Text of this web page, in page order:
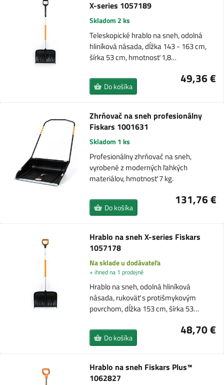
X-series 1057189
Skladom 2 ks
Teleskopické hrablo na sneh, odolná
hliníková násada, dĺžka 143 - 163 cm,
šírka 53 cm, hmotnosť 1,8…
49,36 €
Do košíka
Zhrňovač na sneh profesionálny
Fiskars 1001631
Skladom 1 ks
Profesionálny zhrňovač na sneh,
vyrobené z moderných ľahkých
materiálov, hmotnosť 7 kg.
131,76 €
Do košíka
Hrablo na sneh X-series Fiskars
1057178
Na sklade u dodávateľa
+ ihned na 1 prodejně
Hrablo na sneh, odolná hliníková
násada, rukoväť s protišmykovým
povrchom, dĺžka 153 cm, šírka 53…
48,70 €
Do košíka
Hrablo na sneh Fiskars Plus™
1062827